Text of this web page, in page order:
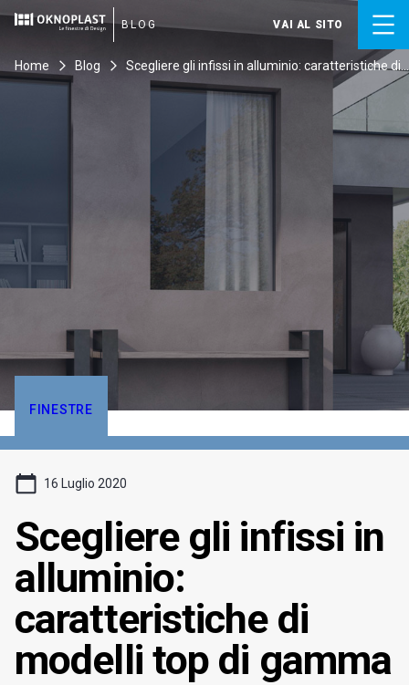
BLOG VAI AL SITO
Home Blog
Scegliere gli infissi in alluminio: caratteristiche di
modelli top di gamma
FINESTRE
16 Luglio 2020
Scegliere gli infissi in
alluminio:
caratteristiche di
modelli top di gamma